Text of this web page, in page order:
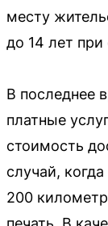
месту
до 14 лет при
В последнее
платные
стоимость
случай,
200